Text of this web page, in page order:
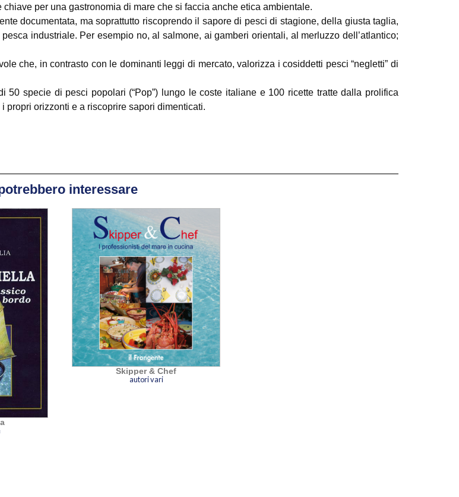
per una gastronomia di mare che si faccia anche etica ambientale.
documentata, ma soprattutto riscoprendo il sapore di pesci di stagione, della giusta taglia,
industriale. Per esempio no, al salmone, ai gamberi orientali, al merluzzo dell’atlantico;
che, in contrasto con le dominanti leggi di mercato, valorizza i cosiddetti pesci “negletti” di
50 specie di pesci popolari (“Pop”) lungo le coste italiane e 100 ricette tratte dalla prolifica
propri orizzonti e a riscoprire sapori dimenticati.
interessare
Skipper & Chef
autori vari